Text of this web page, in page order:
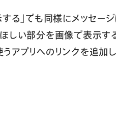
る」でも同様にメッセー
しい部分を画像で表示す
アプリへのリンクを追加